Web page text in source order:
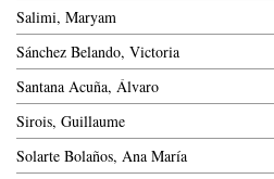
Salimi, Maryam
Sánchez Belando, Victoria
Santana Acuña, Álvaro
Sirois, Guillaume
Solarte Bolaños, Ana María